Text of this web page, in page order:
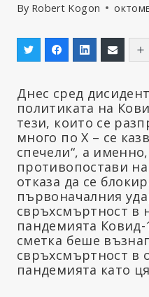
By Robert Kogon
Днес сред
политиката на
тези, които се
много по X – се
спечели“, а
противопостави
отказа да се
първоначалния
свръхсмъртност в
пандемията
сметка беше
свръхсмъртност в
пандемията като